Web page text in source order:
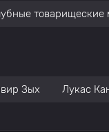
товарищеские
Зых Лукас